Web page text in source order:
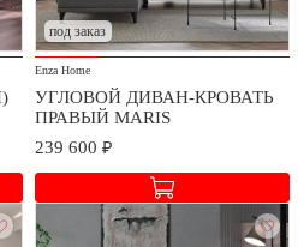
под заказ
Enza Home
УГЛОВОЙ ДИВАН-КРОВАТЬ
ПРАВЫЙ MARIS
239 600 ₽